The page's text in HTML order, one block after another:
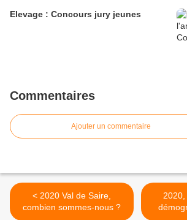
Elevage : Concours jury jeunes
Commentaires
Ajouter un commentaire
< 2020 Val de Saire,
combien sommes-nous ?